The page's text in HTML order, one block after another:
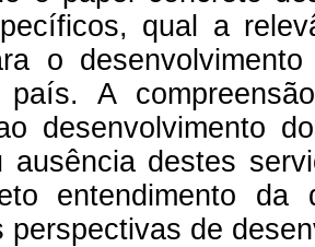
qual a
o
A
desenvolvimento
ausência destes
entendimento da
perspectivas de